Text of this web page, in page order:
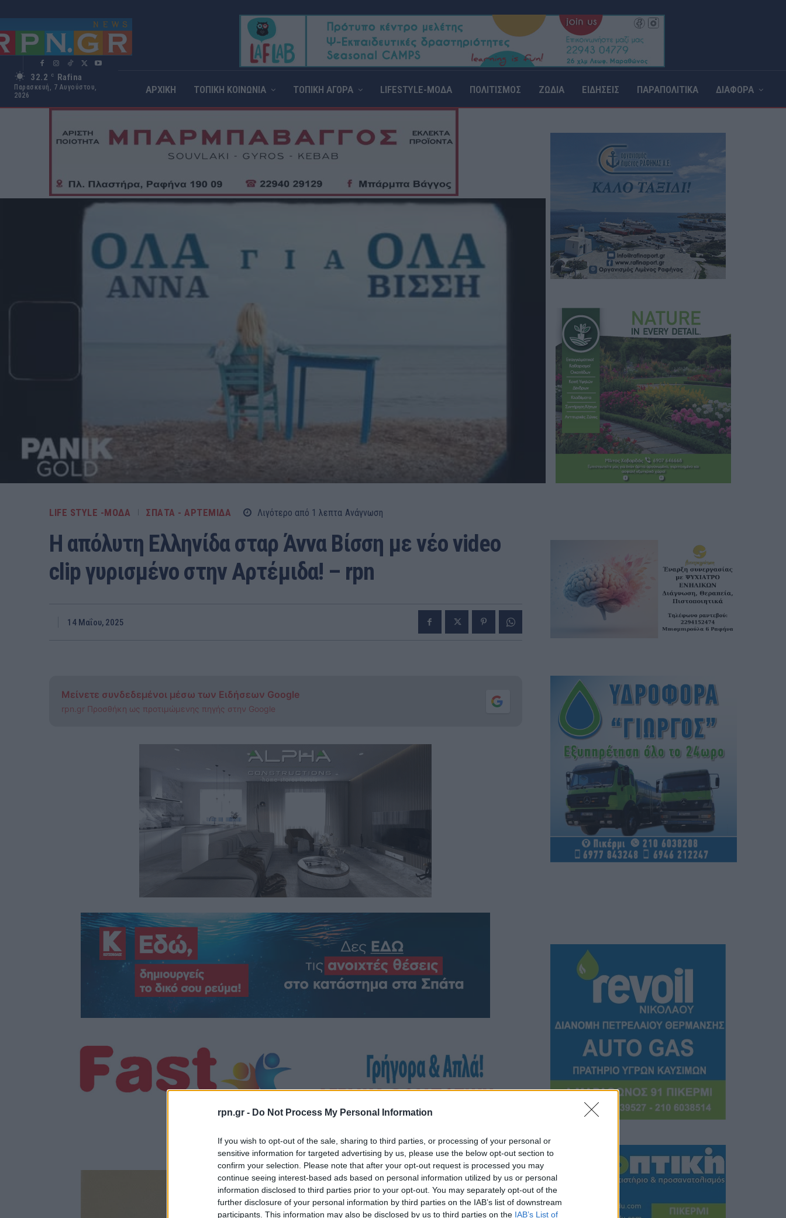
rpn.gr - Do Not Process My Personal Information
If you wish to opt-out of the sale, sharing to third parties, or processing of your personal or
sensitive information for targeted advertising by us, please use the below opt-out section to
confirm your selection. Please note that after your opt-out request is processed you may
continue seeing interest-based ads based on personal information utilized by us or personal
information disclosed to third parties prior to your opt-out. You may separately opt-out of the
further disclosure of your personal information by third parties on the IAB’s list of downstream
participants. This information may also be disclosed by us to third parties on the IAB’s List of
32.2 C Rafina
Παρασκευή, 7 Αυγούστου,
2026
ΑΡΧΙΚΗ ΤΟΠΙΚΗ ΚΟΙΝΩΝΙΑ ΤΟΠΙΚΗ ΑΓΟΡΑ LIFESTYLE-ΜΟΔΑ ΠΟΛΙΤΙΣΜΟΣ ΖΩΔΙΑ ΕΙΔΗΣΕΙΣ ΠΑΡΑΠΟΛΙΤΙΚΑ ΔΙΑΦΟΡΑ
LIFE STYLE -ΜΌΔΑ ΣΠΑΤΑ - ΑΡΤΕΜΙΔΑ Λιγότερο από 1 λεπτα Ανάγνωση
Η απόλυτη Ελληνίδα σταρ Άννα Βίσση με νέο video
clip γυρισμένο στην Αρτέμιδα! – rpn
14 Μαΐου, 2025
Μείνετε συνδεδεμένοι μέσω των Ειδήσεων Google
rpn.gr Προσθήκη ως προτιμώμενης πηγής στην Google